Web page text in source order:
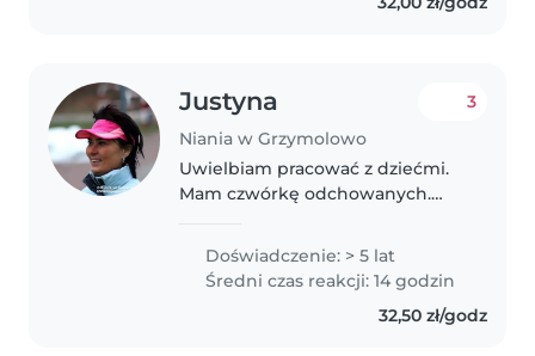
moją pasją są czytanie, prace
Justyna
Niania w Grzymolowo
3
Uwielbiam pracować z dziećmi.
Mam czwórkę odchowanych.
niemowlakach, jak i starszych
dzieciach. Chętnie uczę dzieci
/edukacja szkolna/. Jestem
Doświadczenie: > 5 lat
Średni czas reakcji: 14 godzin
32,50 zł/godz